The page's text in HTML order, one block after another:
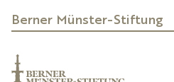
Berner Münster-Stiftung